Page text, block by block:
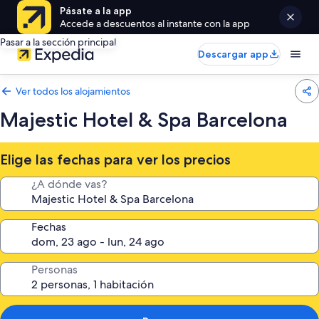
Pásate a la app
Accede a descuentos al instante con la app
Pasar a la sección principal
Descargar app
Ver todos los alojamientos
Majestic Hotel & Spa Barcelona
Elige las fechas para ver los precios
¿A dónde vas?
Fechas
Personas